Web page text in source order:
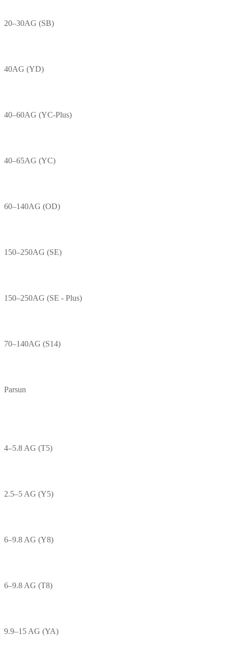
20–30AG (SB)
40AG (YD)
40–60AG (YC-Plus)
40–65AG (YC)
60–140AG (OD)
150–250AG (SE)
150–250AG (SE - Plus)
70–140AG (S14)
Parsun
4–5.8 AG (T5)
2.5–5 AG (Y5)
6–9.8 AG (Y8)
6–9.8 AG (T8)
9.9–15 AG (YA)